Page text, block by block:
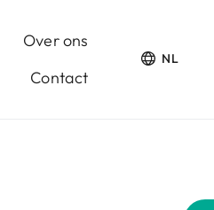
Over ons
Contact
NL